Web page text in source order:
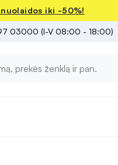
nuolaidos iki -50%!
03000 (I-V 08:00 - 18:00)